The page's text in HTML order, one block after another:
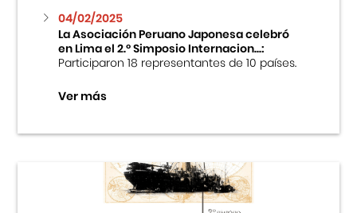
04/02/2025
La Asociación Peruano Japonesa celebró
en Lima el 2.º Simposio Internacion...:
Participaron 18 representantes de 10 países.
Ver más